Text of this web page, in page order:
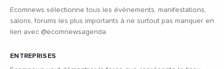
Ecomnews sélectionne tous les évènements, manifestations,
salons, forums les plus importants à ne surtout pas manquer en
lien avec @ecomnewsagenda
ENTREPRISES